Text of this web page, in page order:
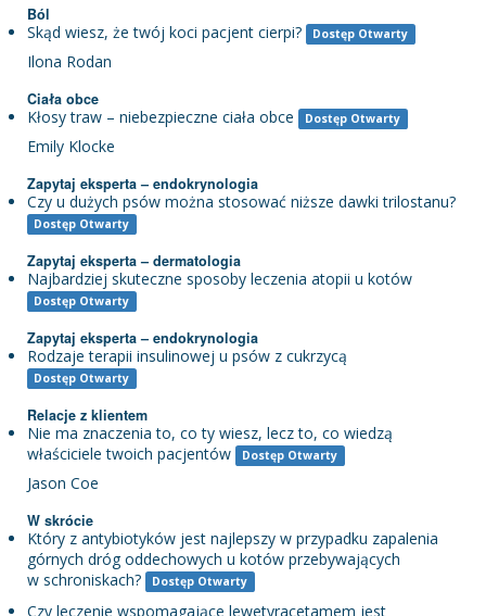
Ból
Skąd wiesz, że twój koci pacjent cierpi? Dostęp Otwarty
Ilona Rodan
Ciała obce
Kłosy traw – niebezpieczne ciała obce Dostęp Otwarty
Emily Klocke
Zapytaj eksperta – endokrynologia
Czy u dużych psów można stosować niższe dawki trilostanu?
Dostęp Otwarty
Zapytaj eksperta – dermatologia
Najbardziej skuteczne sposoby leczenia atopii u kotów
Dostęp Otwarty
Zapytaj eksperta – endokrynologia
Rodzaje terapii insulinowej u psów z cukrzycą
Dostęp Otwarty
Relacje z klientem
Nie ma znaczenia to, co ty wiesz, lecz to, co wiedzą
właściciele twoich pacjentów
Dostęp Otwarty
Jason Coe
W skrócie
Który z antybiotyków jest najlepszy w przypadku zapalenia
górnych dróg oddechowych u kotów przebywających
w schroniskach?
Dostęp Otwarty
Czy leczenie wspomagające lewetyracetamem jest